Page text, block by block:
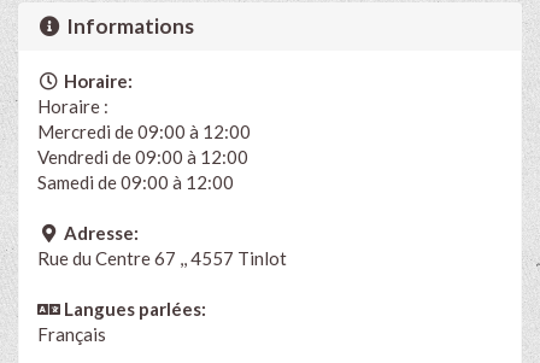
Informations
Horaire:
Horaire :
Mercredi de 09:00 à 12:00
Vendredi de 09:00 à 12:00
Samedi de 09:00 à 12:00
Adresse:
Rue du Centre 67 ,, 4557 Tinlot
Langues parlées:
Français